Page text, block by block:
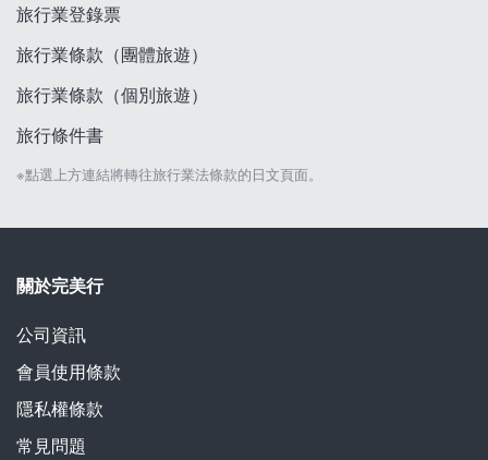
旅行業登錄票
旅行業條款（團體旅遊）
旅行業條款（個別旅遊）
旅行條件書
※點選上方連結將轉往旅行業法條款的日文頁面。
關於完美行
公司資訊
會員使用條款
隱私權條款
常見問題